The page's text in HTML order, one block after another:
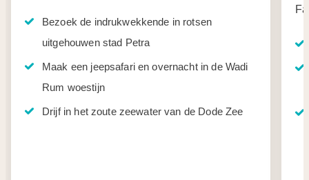
Bezoek de indrukwekkende in rotsen
uitgehouwen stad Petra
Maak een jeepsafari en overnacht in de Wadi
Rum woestijn
Drijf in het zoute zeewater van de Dode Zee